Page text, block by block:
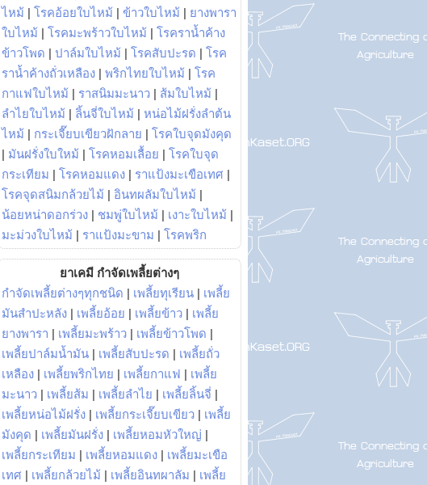
ไหม้ | โรคอ้อยใบไหม้ | ข้าวใบไหม้ | ยางพารา
ใบไหม้ | โรคมะพร้าวใบไหม้ | โรคราน้ำค้าง
ข้าวโพด | ปาล์มใบไหม้ | โรคสับปะรด | โรค
ราน้ำค้างถั่วเหลือง | พริกไทยใบไหม้ | โรค
กาแฟใบไหม้ | ราสนิมมะนาว | ส้มใบไหม้ |
ลำไยใบไหม้ | ลิ้นจี่ใบไหม้ | หน่อไม้ฝรั่งลำต้น
ไหม้ | กระเจี๊ยบเขียวฝักลาย | โรคใบจุดมังคุด
| มันฝรั่งใบใหม้ | โรคหอมเลื้อย | โรคใบจุด
กระเทียม | โรคหอมแดง | ราแป้งมะเขือเทศ |
โรคจุดสนิมกล้วยไม้ | อินทผลัมใบไหม้ |
น้อยหน่าดอกร่วง | ชมพู่ใบไหม้ | เงาะใบไหม้ |
มะม่วงใบไหม้ | ราแป้งมะขาม | โรคพริก
ยาเคมี กำจัดเพลี้ยต่างๆ
กำจัดเพลี้ยต่างๆทุกชนิด | เพลี้ยทุเรียน | เพลี้ย
มันสำปะหลัง | เพลี้ยอ้อย | เพลี้ยข้าว | เพลี้ย
ยางพารา | เพลี้ยมะพร้าว | เพลี้ยข้าวโพด |
เพลี้ยปาล์มน้ำมัน | เพลี้ยสับปะรด | เพลี้ยถั่ว
เหลือง | เพลี้ยพริกไทย | เพลี้ยกาแฟ | เพลี้ย
มะนาว | เพลี้ยส้ม | เพลี้ยลำไย | เพลี้ยลิ้นจี่ |
เพลี้ยหน่อไม้ฝรั่ง | เพลี้ยกระเจี๊ยบเขียว | เพลี้ย
มังคุด | เพลี้ยมันฝรั่ง | เพลี้ยหอมหัวใหญ่ |
เพลี้ยกระเทียม | เพลี้ยหอมแดง | เพลี้ยมะเขือ
เทศ | เพลี้ยกล้วยไม้ | เพลี้ยอินทผาลัม | เพลี้ย